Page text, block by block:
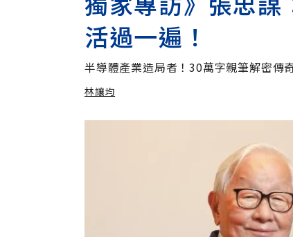
活過一遍！
半導體產業造局者！30萬字親筆解密傳
林讓均